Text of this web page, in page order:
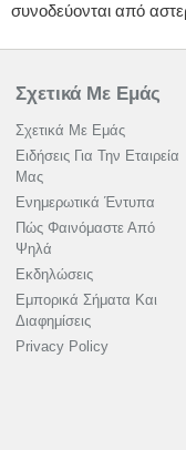
συνοδεύονται από
Σχετικά Με Εμάς
Σχετικά Με Εμάς
Ειδήσεις Για Την Εταιρεία
Μας
Ενημερωτικά Έντυπα
Πώς Φαινόμαστε Από
Ψηλά
Εκδηλώσεις
Εμπορικά Σήματα Και
Διαφημίσεις
Privacy Policy